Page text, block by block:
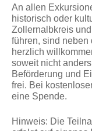
An allen
historisch oder
Zollernalbkreis
führen, sind neben
herzlich
soweit nicht
Beförderung und
frei. Bei
eine Spende.
Hinweis: Die